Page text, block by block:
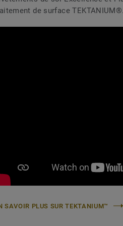
de surface
SAVOIR PLUS SUR TEKTANIUM™